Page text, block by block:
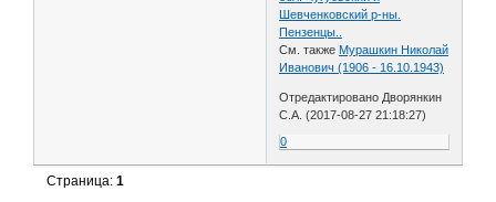
Шевченковский р-ны.
Пензенцы..
См. также Мурашкин Николай
Иванович (1906 - 16.10.1943)
Отредактировано Дворянкин
С.А. (2017-08-27 21:18:27)
0
Страница:1